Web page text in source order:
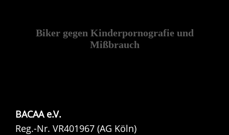
Biker gegen Kinderpornografie und
Mißbrauch
BACAA e.V.
Reg.-Nr. VR401967 (AG Köln)